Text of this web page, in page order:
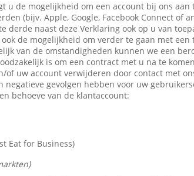
u de mogelijkheid om een account bij ons aan
(bijv. Apple, Google, Facebook Connect of
derde naast deze Verklaring ook op u van
de mogelijkheid om verder te gaan met
van de omstandigheden kunnen we een
is om een contract met u na te
uw account verwijderen door contact met
gevolgen hebben voor uw
behoeve van de klantaccount:
Eat for Business)